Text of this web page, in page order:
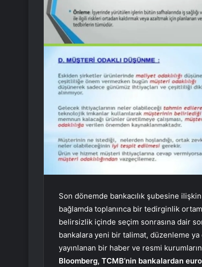
Son dönemde bankacılık şubesine
bağlamda toplanınca bir tedirginlik
belirsizlik içinde seçim sonrasına dair
bankalara yeni bir talimat, düzenleme
yayınlanan bir haber ve resmi
Bloomberg, TCMB’nin bankalardan